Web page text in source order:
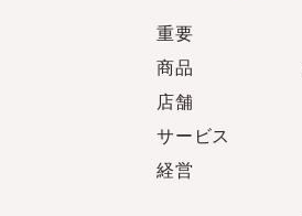
重要
商品
店舗
サービス
経営